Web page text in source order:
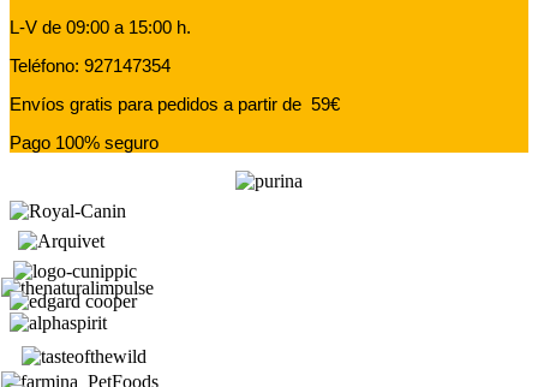
L-V de 09:00 a 15:00 h.
Teléfono: 927147354
Envíos gratis para pedidos a partir de 59€
Pago 100% seguro